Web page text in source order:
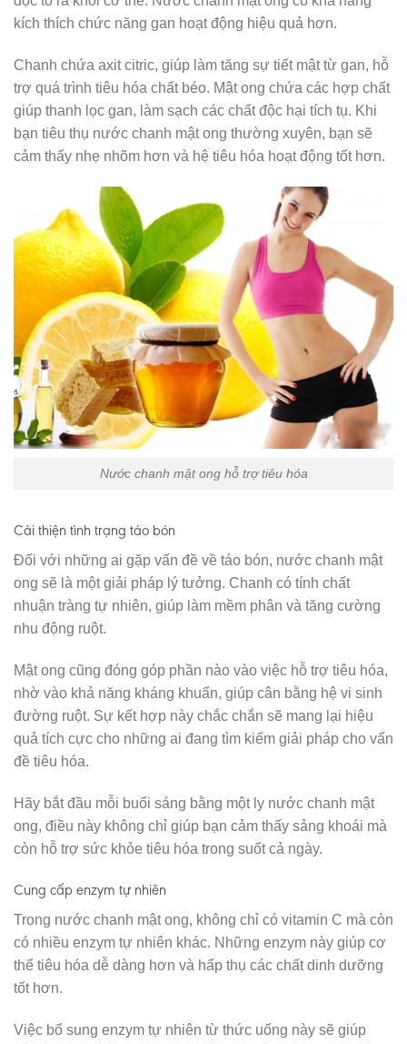
kích thích chức năng gan hoạt động hiệu quả hơn.
Chanh chứa axit citric, giúp làm tăng sự tiết mật từ gan, hỗ
trợ quá trình tiêu hóa chất béo. Mật ong chứa các hợp chất
giúp thanh lọc gan, làm sạch các chất độc hại tích tụ. Khi
bạn tiêu thụ nước chanh mật ong thường xuyên, bạn sẽ
cảm thấy nhẹ nhõm hơn và hệ tiêu hóa hoạt động tốt hơn.
Nước chanh mật ong hỗ trợ tiêu hóa
Cải thiện tình trạng táo bón
Đối với những ai gặp vấn đề về táo bón, nước chanh mật
ong sẽ là một giải pháp lý tưởng. Chanh có tính chất
nhuận tràng tự nhiên, giúp làm mềm phân và tăng cường
nhu động ruột.
Mật ong cũng đóng góp phần nào vào việc hỗ trợ tiêu hóa,
nhờ vào khả năng kháng khuẩn, giúp cân bằng hệ vi sinh
đường ruột. Sự kết hợp này chắc chắn sẽ mang lại hiệu
quả tích cực cho những ai đang tìm kiếm giải pháp cho vấn
đề tiêu hóa.
Hãy bắt đầu mỗi buổi sáng bằng một ly nước chanh mật
ong, điều này không chỉ giúp bạn cảm thấy sảng khoái mà
còn hỗ trợ sức khỏe tiêu hóa trong suốt cả ngày.
Cung cấp enzym tự nhiên
Trong nước chanh mật ong, không chỉ có vitamin C mà còn
có nhiều enzym tự nhiên khác. Những enzym này giúp cơ
thể tiêu hóa dễ dàng hơn và hấp thụ các chất dinh dưỡng
tốt hơn.
Việc bổ sung enzym tự nhiên từ thức uống này sẽ giúp